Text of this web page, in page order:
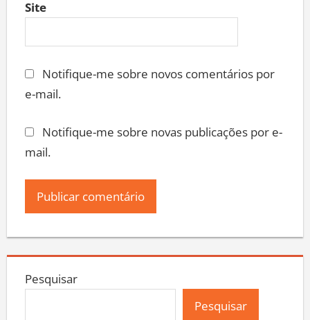
Site
Notifique-me sobre novos comentários por
e-mail.
Notifique-me sobre novas publicações por e-
mail.
Pesquisar
Pesquisar